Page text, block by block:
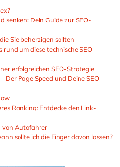
senken: Dein Guide zur SEO-
Sie beherzigen sollten
rund um diese technische SEO
erfolgreichen SEO-Strategie
Der Page Speed und Deine SEO-
Ranking: Entdecke den Link-
von Autofahrer
sollte ich die Finger davon lassen?